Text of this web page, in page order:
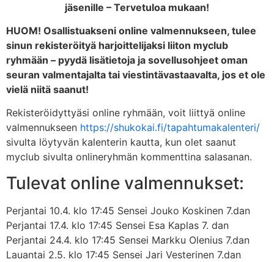
jäsenille – Tervetuloa mukaan!
HUOM! Osallistuakseni online valmennukseen, tulee
sinun rekisteröityä harjoittelijaksi liiton myclub
ryhmään – pyydä lisätietoja ja sovellusohjeet oman
seuran valmentajalta tai viestintävastaavalta, jos et ole
vielä niitä saanut!
Rekisteröidyttyäsi online ryhmään, voit liittyä online
valmennukseen https://shukokai.fi/tapahtumakalenteri/
sivulta löytyvän kalenterin kautta, kun olet saanut
myclub sivulta onlineryhmän kommenttina salasanan.
Tulevat online valmennukset:
Perjantai 10.4. klo 17:45 Sensei Jouko Koskinen 7.dan
Perjantai 17.4. klo 17:45 Sensei Esa Kaplas 7. dan
Perjantai 24.4. klo 17:45 Sensei Markku Olenius 7.dan
Lauantai 2.5. klo 17:45 Sensei Jari Vesterinen 7.dan